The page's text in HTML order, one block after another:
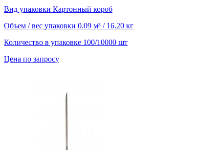
Вид упаковки Картонный короб
Объем / вес упаковки 0.09 м³ / 16.20 кг
Количество в упаковке 100/10000 шт
Цена по запросу